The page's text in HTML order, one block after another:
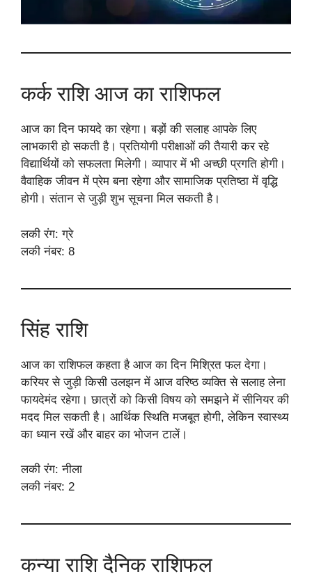
कर्क राशि आज का राशिफल
आज का दिन फायदे का रहेगा। बड़ों की सलाह आपके लिए
लाभकारी हो सकती है। प्रतियोगी परीक्षाओं की तैयारी कर रहे
विद्यार्थियों को सफलता मिलेगी। व्यापार में भी अच्छी प्रगति होगी।
वैवाहिक जीवन में प्रेम बना रहेगा और सामाजिक प्रतिष्ठा में वृद्धि
होगी। संतान से जुड़ी शुभ सूचना मिल सकती है।
लकी रंग: ग्रे
लकी नंबर: 8
सिंह राशि
आज का राशिफल कहता है आज का दिन मिश्रित फल देगा।
करियर से जुड़ी किसी उलझन में आज वरिष्ठ व्यक्ति से सलाह लेना
फायदेमंद रहेगा। छात्रों को किसी विषय को समझने में सीनियर की
मदद मिल सकती है। आर्थिक स्थिति मजबूत होगी, लेकिन स्वास्थ्य
का ध्यान रखें और बाहर का भोजन टालें।
लकी रंग: नीला
लकी नंबर: 2
कन्या राशि दैनिक राशिफल